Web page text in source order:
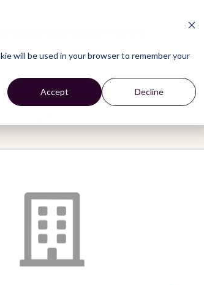
will be used in your browser to remember your
Accept Decline